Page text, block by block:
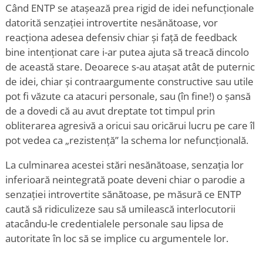
Când ENTP se atașează prea rigid de idei nefuncționale
datorită senzației introvertite nesănătoase, vor
reacționa adesea defensiv chiar și față de feedback
bine intenționat care i-ar putea ajuta să treacă dincolo
de această stare. Deoarece s-au atașat atât de puternic
de idei, chiar și contraargumente constructive sau utile
pot fi văzute ca atacuri personale, sau (în fine!) o șansă
de a dovedi că au avut dreptate tot timpul prin
obliterarea agresivă a oricui sau oricărui lucru pe care îl
pot vedea ca „rezistență” la schema lor nefuncțională.
La culminarea acestei stări nesănătoase, senzația lor
inferioară neintegrată poate deveni chiar o parodie a
senzației introvertite sănătoase, pe măsură ce ENTP
caută să ridiculizeze sau să umilească interlocutorii
atacându-le credentialele personale sau lipsa de
autoritate în loc să se implice cu argumentele lor.